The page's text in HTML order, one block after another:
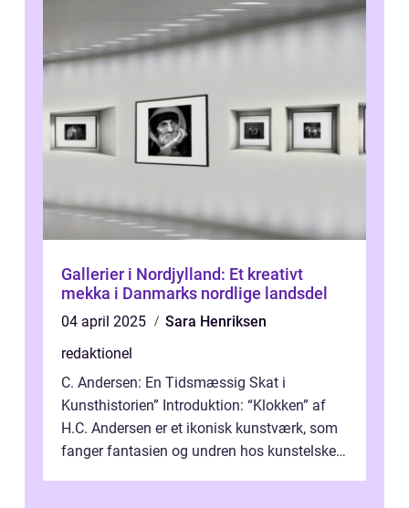
Gallerier i Nordjylland: Et kreativt
mekka i Danmarks nordlige landsdel
04 april 2025
Sara Henriksen
redaktionel
C. Andersen: En Tidsmæssig Skat i
Kunsthistorien” Introduktion: “Klokken” af
H.C. Andersen er et ikonisk kunstværk, som
fanger fantasien og undren hos kunstelskere